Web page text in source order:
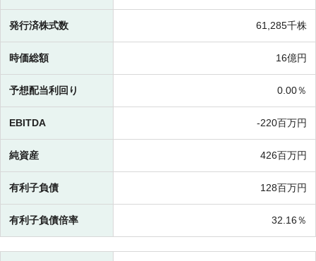
発行済株式数 61,285千株
時価総額 16億円
予想配当利回り 0.00％
EBITDA -220百万円
純資産 426百万円
有利子負債 128百万円
有利子負債倍率 32.16％